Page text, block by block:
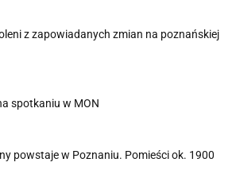
z zapowiadanych zmian na poznańskiej
spotkaniu w MON
powstaje w Poznaniu. Pomieści ok. 1900